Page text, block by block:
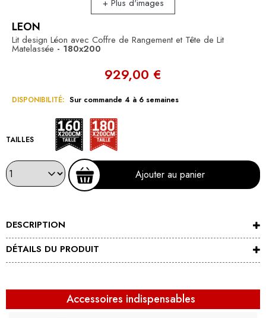
+ Plus d'images
LEON
Lit design Léon avec Coffre de Rangement et Tête de Lit
Matelassée - 180x200
929,00 €
DISPONIBILITÉ: Sur commande 4 à 6 semaines
TAILLES
160x200180x200
Ajouter au panier
DESCRIPTION
DÉTAILS DU PRODUIT
Accessoires indispensables